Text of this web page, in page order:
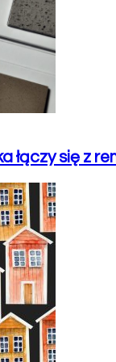
łączy się z